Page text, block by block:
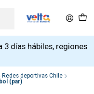
3 días hábiles, regiones
Redes deportivas Chile
(par)